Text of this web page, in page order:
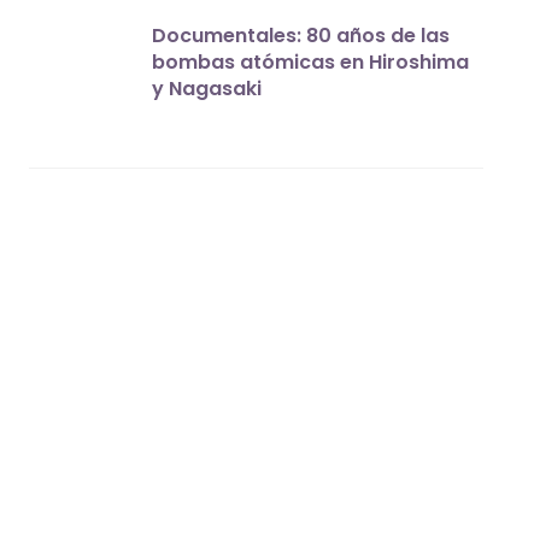
Documentales: 80 años de las
bombas atómicas en Hiroshima
y Nagasaki